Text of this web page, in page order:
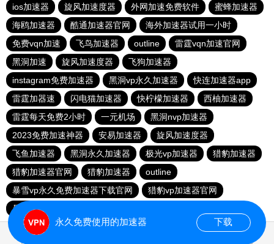
ios加速器
旋风加速度器 外网加速免费软件
蜜蜂加速器
海鸥加速器
酷通加速器官网
海外加速器试用一小时
免费vqn加速
飞鸟加速器 outline
雷霆vqn加速官网
黑洞加速
旋风加速度器
飞狗加速器
instagram免费加速器
黑洞vp永久加速器
快连加速器app
雷霆加器速
闪电猫加速器 快柠檬加速器
西柚加速器
雷霆每天免费2小时
一元机场
黑洞nvp加速器
2023免费加速神器
安易加速器
旋风加速度器
飞鱼加速器
黑洞永久加速器 极光vp加速器
猎豹加速器
猎豹加速器官网
猎豹加速器
outline
暴雪vp永久免费加速器下载官网
猎豹vp加速器官网
暴雪vp永久免费加速器下载官网
永久免费使用的加速器 下载